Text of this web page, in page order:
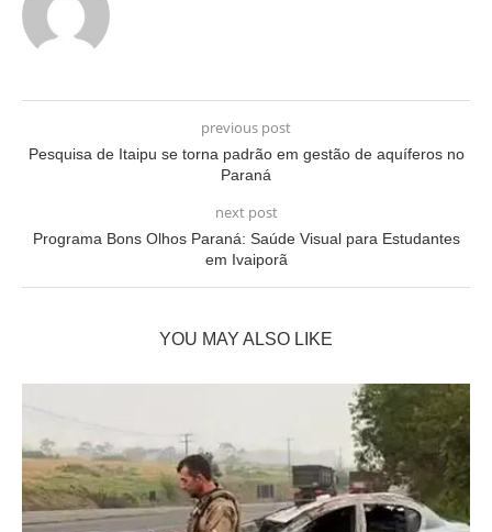
previous post
Pesquisa de Itaipu se torna padrão em gestão de aquíferos no
Paraná
next post
Programa Bons Olhos Paraná: Saúde Visual para Estudantes
em Ivaiporã
YOU MAY ALSO LIKE